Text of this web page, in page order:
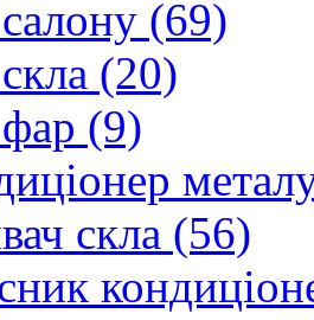
(69)
(20)
(9)
скла (56)